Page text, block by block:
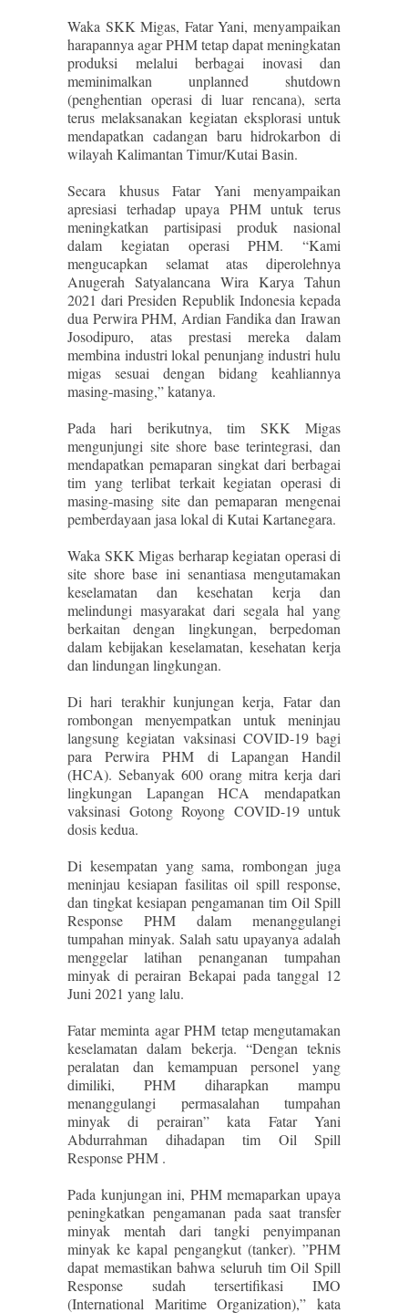
Waka SKK Migas, Fatar Yani, menyampaikan
harapannya agar PHM tetap dapat meningkatan
produksi melalui berbagai inovasi dan
meminimalkan unplanned shutdown
(penghentian operasi di luar rencana), serta
terus melaksanakan kegiatan eksplorasi untuk
mendapatkan cadangan baru hidrokarbon di
wilayah Kalimantan Timur/Kutai Basin.
Secara khusus Fatar Yani menyampaikan
apresiasi terhadap upaya PHM untuk terus
meningkatkan partisipasi produk nasional
dalam kegiatan operasi PHM. “Kami
mengucapkan selamat atas diperolehnya
Anugerah Satyalancana Wira Karya Tahun
2021 dari Presiden Republik Indonesia kepada
dua Perwira PHM, Ardian Fandika dan Irawan
Josodipuro, atas prestasi mereka dalam
membina industri lokal penunjang industri hulu
migas sesuai dengan bidang keahliannya
masing-masing,” katanya.
Pada hari berikutnya, tim SKK Migas
mengunjungi site shore base terintegrasi, dan
mendapatkan pemaparan singkat dari berbagai
tim yang terlibat terkait kegiatan operasi di
masing-masing site dan pemaparan mengenai
pemberdayaan jasa lokal di Kutai Kartanegara.
Waka SKK Migas berharap kegiatan operasi di
site shore base ini senantiasa mengutamakan
keselamatan dan kesehatan kerja dan
melindungi masyarakat dari segala hal yang
berkaitan dengan lingkungan, berpedoman
dalam kebijakan keselamatan, kesehatan kerja
dan lindungan lingkungan.
Di hari terakhir kunjungan kerja, Fatar dan
rombongan menyempatkan untuk meninjau
langsung kegiatan vaksinasi COVID-19 bagi
para Perwira PHM di Lapangan Handil
(HCA). Sebanyak 600 orang mitra kerja dari
lingkungan Lapangan HCA mendapatkan
vaksinasi Gotong Royong COVID-19 untuk
dosis kedua.
Di kesempatan yang sama, rombongan juga
meninjau kesiapan fasilitas oil spill response,
dan tingkat kesiapan pengamanan tim Oil Spill
Response PHM dalam menanggulangi
tumpahan minyak. Salah satu upayanya adalah
menggelar latihan penanganan tumpahan
minyak di perairan Bekapai pada tanggal 12
Juni 2021 yang lalu.
Fatar meminta agar PHM tetap mengutamakan
keselamatan dalam bekerja. “Dengan teknis
peralatan dan kemampuan personel yang
dimiliki, PHM diharapkan mampu
menanggulangi permasalahan tumpahan
minyak di perairan” kata Fatar Yani
Abdurrahman dihadapan tim Oil Spill
Response PHM .
Pada kunjungan ini, PHM memaparkan upaya
peningkatkan pengamanan pada saat transfer
minyak mentah dari tangki penyimpanan
minyak ke kapal pengangkut (tanker). ”PHM
dapat memastikan bahwa seluruh tim Oil Spill
Response sudah tersertifikasi IMO
(International Maritime Organization),” kata